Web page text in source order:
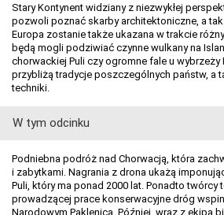
Stary Kontynent widziany z niezwykłej
pozwoli poznać skarby architektoniczne, a
Europa zostanie także ukazana w trakcie
będą mogli podziwiać czynne wulkany na
chorwackiej Puli czy ogromne fale u wybrzeży
przybliżą tradycje poszczególnych państw, a
techniki.
W tym odcinku
Podniebna podróż nad Chorwacją, która
i zabytkami. Nagrania z drona ukażą
Puli, który ma ponad 2000 lat. Ponadto twórcy
prowadzącej prace konserwacyjne dróg
Narodowym Paklenica. Później, wraz z ekipą